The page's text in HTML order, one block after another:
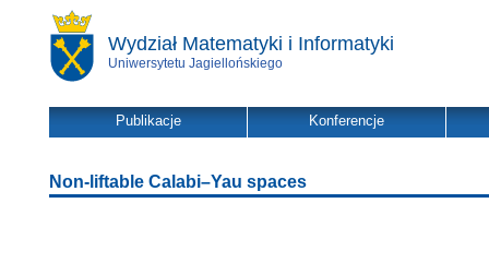
Wydział Matematyki i Informatyki
Uniwersytetu Jagiellońskiego
Publikacje Konferencje
Non-liftable Calabi–Yau spaces